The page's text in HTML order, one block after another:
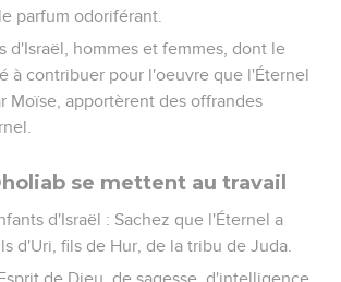
parfum odoriférant.
d'Israël, hommes et femmes, dont le
à contribuer pour l'oeuvre que l'Éternel
Moïse, apportèrent des offrandes
se mettent au travail
d'Israël : Sachez que l'Éternel a
d'Uri, fils de Hur, de la tribu de Juda.
de Dieu, de sagesse, d'intelligence,